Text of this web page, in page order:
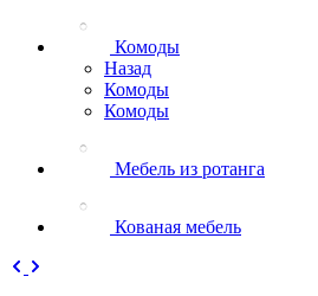
Комоды
Назад
Комоды
Комоды
Мебель из ротанга
Кованая мебель